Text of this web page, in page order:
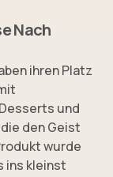
Nach
ihren Platz
und
den Geist
wurde
ins kleinst